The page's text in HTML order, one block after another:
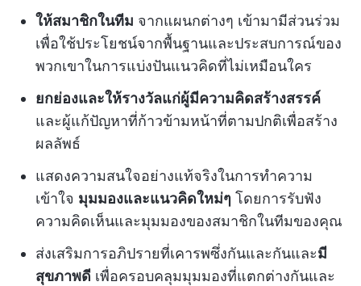
ให้สมาชิกในทีม จากแผนกต่างๆ เข้ามามีส่วนร่วม
เพื่อใช้ประโยชน์จากพื้นฐานและประสบการณ์ของ
พวกเขาในการแบ่งปันแนวคิดที่ไม่เหมือนใคร
ยกย่องและให้รางวัลแก่ผู้มีความคิดสร้างสรรค์
และผู้แก้ปัญหาที่ก้าวข้ามหน้าที่ตามปกติเพื่อสร้าง
ผลลัพธ์
แสดงความสนใจอย่างแท้จริงในการทำความ
เข้าใจ มุมมองและแนวคิดใหม่ๆ โดยการรับฟัง
ความคิดเห็นและมุมมองของสมาชิกในทีมของคุณ
ส่งเสริมการอภิปรายที่เคารพซึ่งกันและกันและมี
สุขภาพดี เพื่อครอบคลุมมุมมองที่แตกต่างกันและ